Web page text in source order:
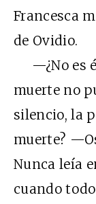
Francesca
de Ovidio.
—¿No es
muerte no
silencio, la
muerte?
Nunca leía
cuando